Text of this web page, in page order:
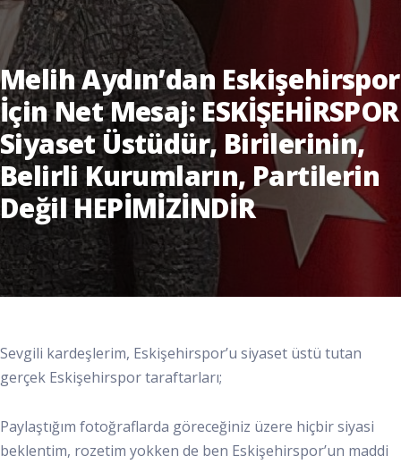
Melih Aydın’dan Eskişehirspor
İçin Net Mesaj: ESKİŞEHİRSPOR
Siyaset Üstüdür, Birilerinin,
Belirli Kurumların, Partilerin
Değil HEPİMİZİNDİR
Sevgili kardeşlerim, Eskişehirspor’u siyaset üstü tutan
gerçek Eskişehirspor taraftarları;
Paylaştığım fotoğraflarda göreceğiniz üzere hiçbir siyasi
beklentim, rozetim yokken de ben Eskişehirspor’un maddi